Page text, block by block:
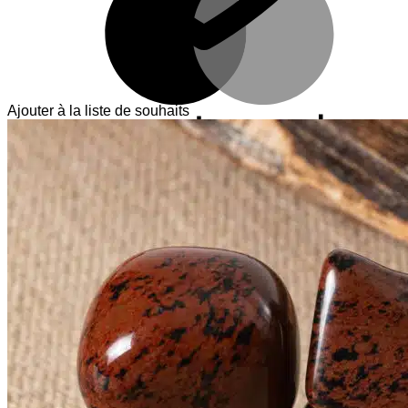
Ajouter à la liste de souhaits